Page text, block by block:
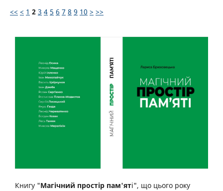
<< < 1 2 3 4 5 6 7 8 9 10 > >>
Книгу "Магічний простір пам'яті", що цього року